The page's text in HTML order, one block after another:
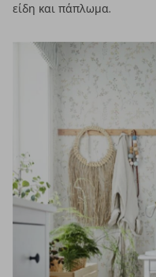
είδη και πάπλωμα.